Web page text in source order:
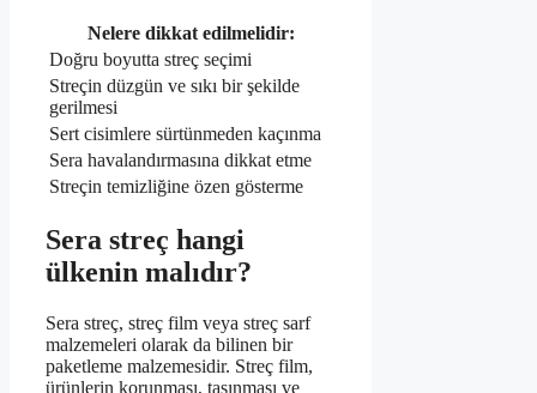
Nelere dikkat edilmelidir:
Doğru boyutta streç seçimi
Streçin düzgün ve sıkı bir şekilde
gerilmesi
Sert cisimlere sürtünmeden kaçınma
Sera havalandırmasına dikkat etme
Streçin temizliğine özen gösterme
Sera streç hangi
ülkenin malıdır?
Sera streç, streç film veya streç sarf
malzemeleri olarak da bilinen bir
paketleme malzemesidir. Streç film,
ürünlerin korunması, taşınması ve